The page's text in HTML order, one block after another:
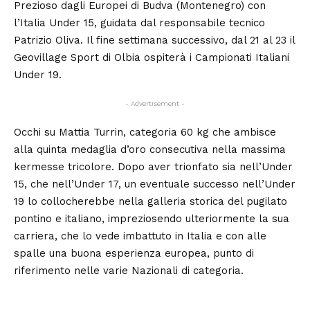
Prezioso dagli Europei di Budva (Montenegro) con
l’Italia Under 15, guidata dal responsabile tecnico
Patrizio Oliva. Il fine settimana successivo, dal 21 al 23 il
Geovillage Sport di Olbia ospiterà i Campionati Italiani
Under 19.
- Advertisement -
Occhi su Mattia Turrin, categoria 60 kg che ambisce
alla quinta medaglia d’oro consecutiva nella massima
kermesse tricolore. Dopo aver trionfato sia nell’Under
15, che nell’Under 17, un eventuale successo nell’Under
19 lo collocherebbe nella galleria storica del pugilato
pontino e italiano, impreziosendo ulteriormente la sua
carriera, che lo vede imbattuto in Italia e con alle
spalle una buona esperienza europea, punto di
riferimento nelle varie Nazionali di categoria.